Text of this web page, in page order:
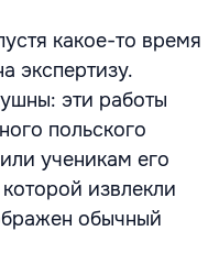
какое-то время
экспертизу.
эти работы
польского
ученикам его
извлекли
обычный